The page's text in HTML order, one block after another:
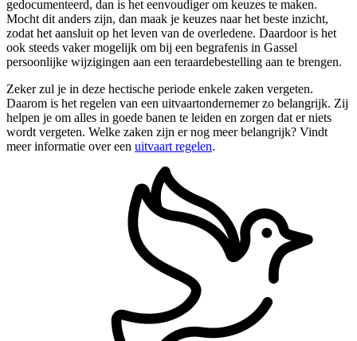
gedocumenteerd, dan is het eenvoudiger om keuzes te maken.
Mocht dit anders zijn, dan maak je keuzes naar het beste inzicht,
zodat het aansluit op het leven van de overledene. Daardoor is het
ook steeds vaker mogelijk om bij een begrafenis in Gassel
persoonlijke wijzigingen aan een teraardebestelling aan te brengen.
Zeker zul je in deze hectische periode enkele zaken vergeten.
Daarom is het regelen van een uitvaartondernemer zo belangrijk. Zij
helpen je om alles in goede banen te leiden en zorgen dat er niets
wordt vergeten. Welke zaken zijn er nog meer belangrijk? Vindt
meer informatie over een uitvaart regelen.